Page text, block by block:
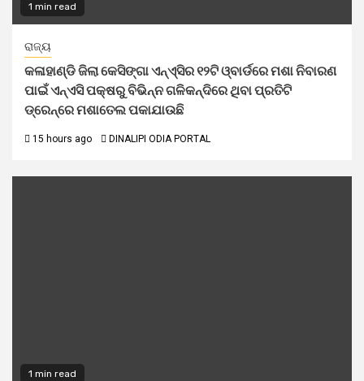
1 min read
ରାଜ୍ୟ
କଳାହାଣ୍ଡି ଜିଲା କେସିଙ୍ଗା ଏନ୍‌ଏ୍‌ସିର ୧୨ଟି ଓ୍ବାର୍ଡରେ ମଶା ନିବାରଣ
ପାଇଁ ଏନ୍‌ଏସି ପକ୍ଷରୁ ବିଭିନ୍ନ ଗଳିକନ୍ଦିରେ ଥିବା ପ୍ରତିଟି
ଡ୍ରେନ୍‌ରେ ମଶାତେଲ ପକାଯାଉଛି
15 hours ago DINALIPI ODIA PORTAL
1 min read